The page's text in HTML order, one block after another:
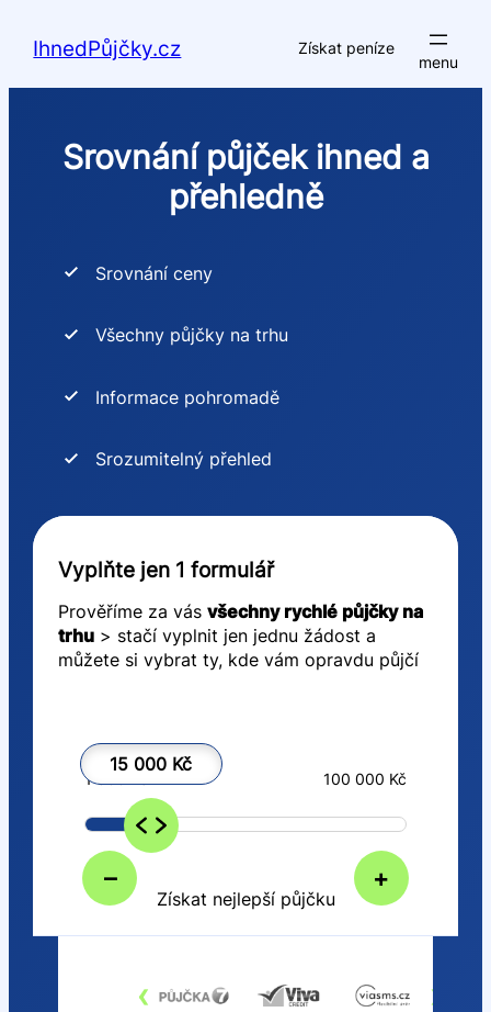
IhnedPůjčky.cz Získat peníze
Srovnání půjček ihned a
přehledně
Srovnání ceny
Všechny půjčky na trhu
Informace pohromadě
Srozumitelný přehled
Vyplňte jen 1 formulář
Prověříme za vás všechny rychlé půjčky na
trhu> stačí vyplnit jen jednu žádost a
můžete si vybrat ty, kde vám opravdu půjčí
15 000 Kč
– +
1 000 Kč 100 000 Kč
Získat nejlepší půjčku
‹ ›